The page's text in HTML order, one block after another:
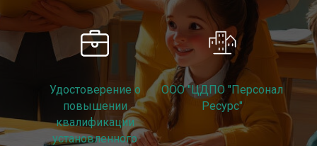
Удостоверение о
повышении
квалификации
установленного
ООО "ЦДПО "Персонал
Ресурс"